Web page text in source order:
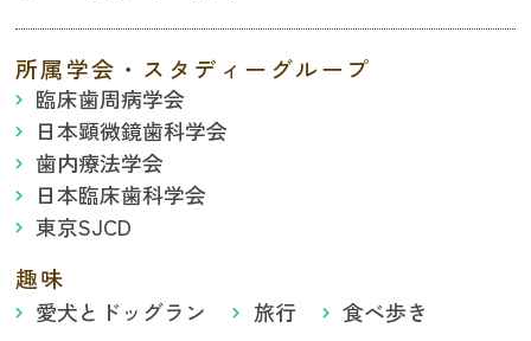
所属学会・スタディーグループ
臨床歯周病学会
日本顕微鏡歯科学会
歯内療法学会
日本臨床歯科学会
東京SJCD
趣味
愛犬とドッグラン 旅行 食べ歩き